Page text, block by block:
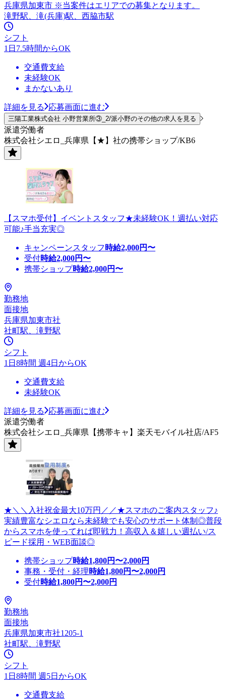
兵庫県加東市 ※当案件はエリアでの募集となります。
滝野駅、滝(兵庫)駅、西脇市駅
シフト
1日7.5時間からOK
交通費支給
未経験OK
まかないあり
詳細を見る 応募画面に進む
三陽工業株式会社 小野営業所③_2/派小野のその他の求人を見る
派遣労働者
株式会社シエロ_兵庫県【★】社の携帯ショップ/KB6
【スマホ受付】イベントスタッフ★未経験OK！週払い対応
可能♪手当充実◎
キャンペーンスタッフ 時給2,000円〜
受付時給2,000円〜
携帯ショップ時給2,000円〜
勤務地
面接地
兵庫県加東市社
社町駅、滝野駅
シフト
1日8時間 週4日からOK
交通費支給
未経験OK
詳細を見る
応募画面に進む
派遣労働者
株式会社シエロ_兵庫県【携帯キャ】楽天モバイル社店/AF5
★＼＼入社祝金最大10万円／／★スマホのご案内スタッフ♪
実績豊富なシエロなら未経験でも安心のサポート体制◎普段
からスマホを使ってれば即戦力！高収入＆嬉しい週払い/ス
ピード採用・WEB面談◎
携帯ショップ時給1,800円〜2,000円
事務・受付・経理時給1,800円〜2,000円
受付時給1,800円〜2,000円
勤務地
面接地
兵庫県加東市社1205-1
社町駅、滝野駅
シフト
1日8時間 週5日からOK
交通費支給